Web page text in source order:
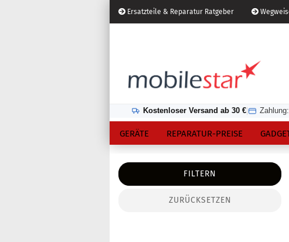
Ersatzteile & Reparatur Ratgeber
Kostenloser Versand ab 30 €
GERÄTE REPARATUR-PREISE
FILTERN
ZURÜCKSETZEN